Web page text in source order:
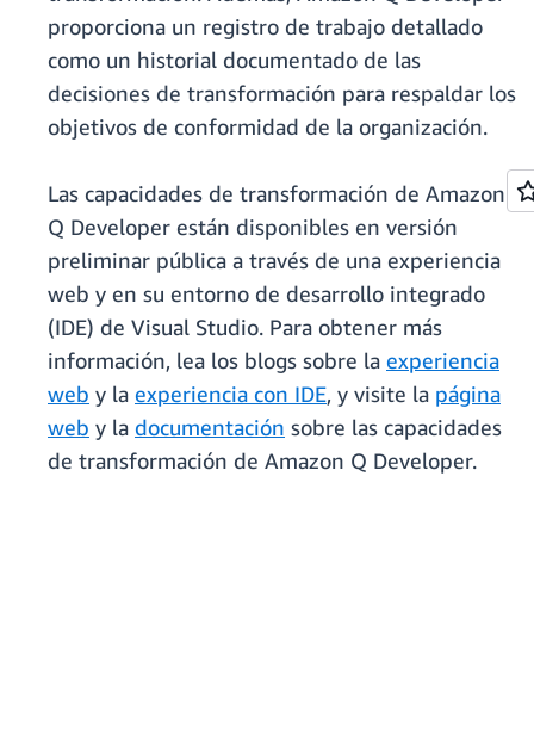
proporciona un registro de trabajo detallado
como un historial documentado de las
decisiones de transformación para respaldar los
objetivos de conformidad de la organización.
Las capacidades de transformación de Amazon
Q Developer están disponibles en versión
preliminar pública a través de una experiencia
web y en su entorno de desarrollo integrado
(IDE) de Visual Studio. Para obtener más
información, lea los blogs sobre la experiencia
web y la experiencia con IDE, y visite la página
web y la documentación sobre las capacidades
de transformación de Amazon Q Developer.